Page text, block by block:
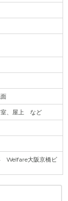
室、屋上 など
Welfare大阪京橋ビ